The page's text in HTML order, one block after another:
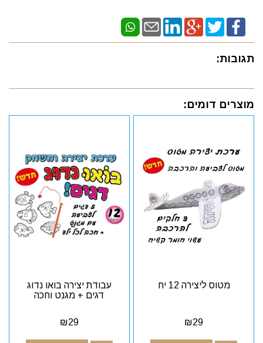
תגובות:
מוצרים דומים:
מטוס ליצירה 12 יח
₪29
עבודת יצירה בואו נדוג
דגים + מגנט וחכה
₪29